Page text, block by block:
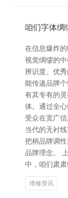
咱们字体绸
在信息爆炸
视觉绸缪的
辨识度。优
能传递品牌
有其专有的
体。通过全
受众在宽广
当代的无衬
把柄品牌调
品牌理念。
中，咱们肃
维修资讯